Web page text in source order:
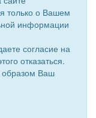
только о Вашем
информации
согласие на
отказаться.
образом Ваш